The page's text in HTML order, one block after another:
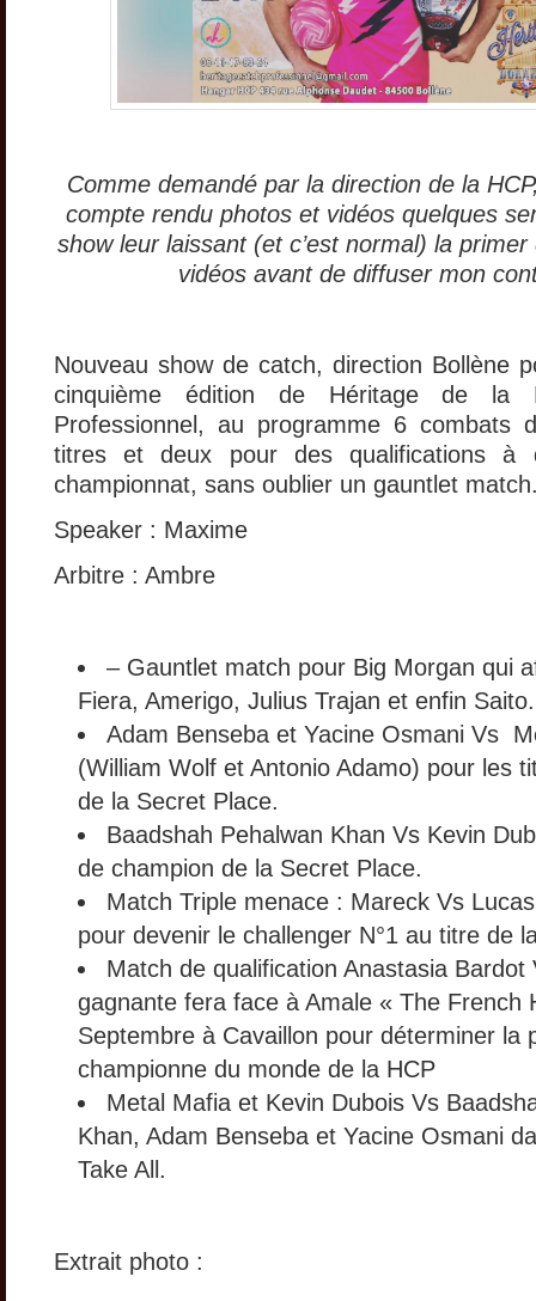
Comme demandé par la direction de la
compte rendu photos et vidéos quelques
show leur laissant (et c’est normal) la
vidéos avant de diffuser mon
Nouveau show de catch, direction Bollène
cinquième édition de Héritage de la
Professionnel, au programme 6 combats
titres et deux pour des qualifications à
championnat, sans oublier un gauntlet
Speaker : Maxime
Arbitre : Ambre
– Gauntlet match pour Big Morgan qui
Fiera, Amerigo, Julius Trajan et enfin Saito.
Adam Benseba et Yacine Osmani Vs
(William Wolf et Antonio Adamo) pour les
de la Secret Place.
Baadshah Pehalwan Khan Vs Kevin
de champion de la Secret Place.
Match Triple menace : Mareck Vs
pour devenir le challenger N°1 au titre de
Match de qualification Anastasia Bardot
gagnante fera face à Amale « The French
Septembre à Cavaillon pour déterminer la
championne du monde de la HCP
Metal Mafia et Kevin Dubois Vs
Khan, Adam Benseba et Yacine Osmani
Take All.
Extrait photo :